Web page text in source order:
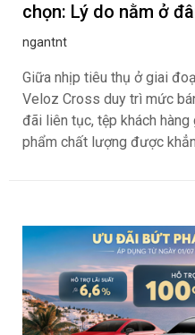
chọn: Lý do nằm ở
ngantnt
Giữa nhịp tiêu thụ ở giai
Veloz Cross duy trì mức
đãi liên tục, tệp khách
phẩm chất lượng được